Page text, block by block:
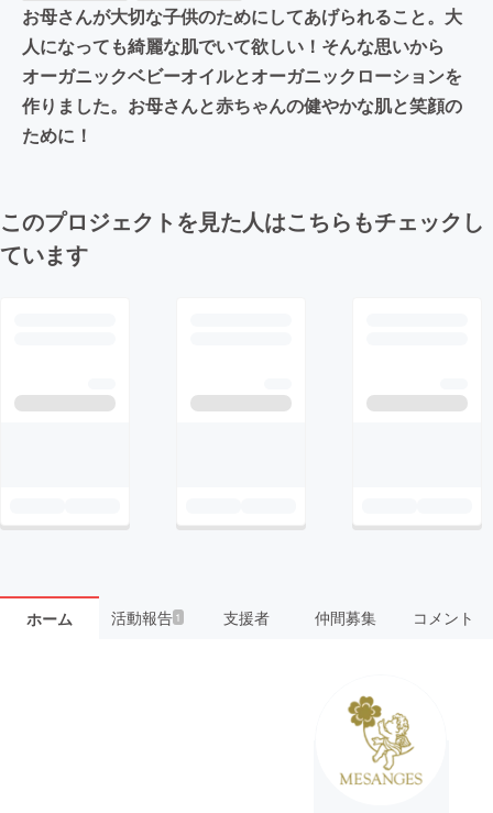
お母さんが大切な子供のためにしてあげられること。大
人になっても綺麗な肌でいて欲しい！そんな思いから
オーガニックベビーオイルとオーガニックローションを
作りました。お母さんと赤ちゃんの健やかな肌と笑顔の
ために！
このプロジェクトを見た人はこちらもチェックし
ています
ホーム 活動報告1 支援者 仲間募集 コメント